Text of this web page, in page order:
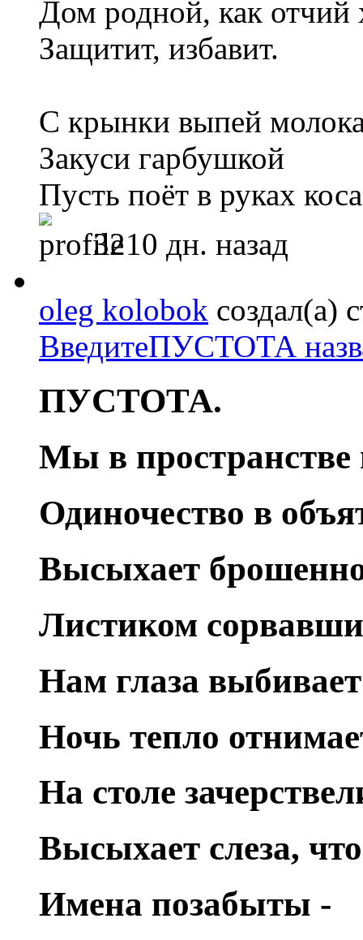
Дом родной, как отчий
Защитит, избавит.
С крынки выпей
Закуси гарбушкой
Пусть поёт в руках коса
3210 дн. назад
oleg kolobok создал(а)
ВведитеПУСТОТА
ПУСТОТА.
Мы в пространстве
Одиночество в
Высыхает
Листиком
Нам глаза
Ночь тепло
На столе
Высыхает слеза,
Имена позабыты -